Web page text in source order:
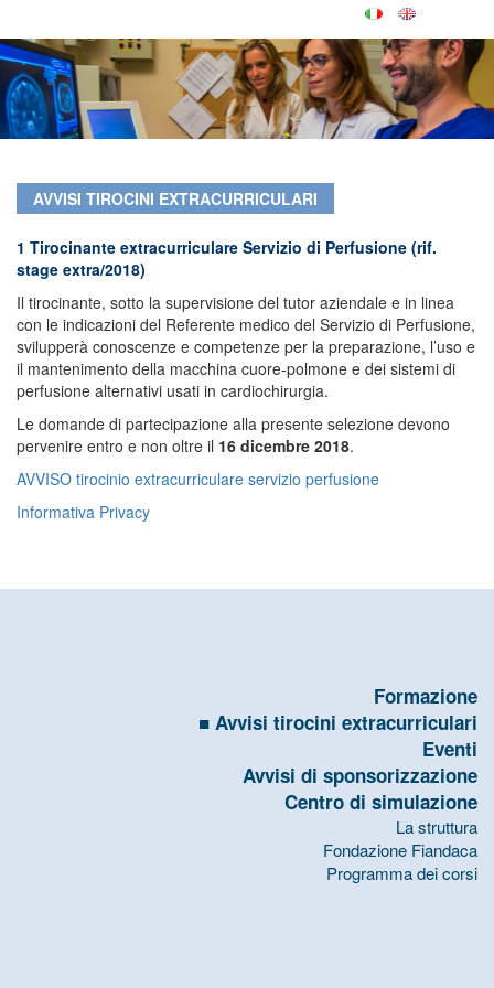
AVVISI TIROCINI EXTRACURRICULARI
1 Tirocinante extracurriculare Servizio di Perfusione (rif.
stage extra/2018)
Il tirocinante, sotto la supervisione del tutor aziendale e in linea
con le indicazioni del Referente medico del Servizio di Perfusione,
svilupperà conoscenze e competenze per la preparazione, l’uso e
il mantenimento della macchina cuore-polmone e dei sistemi di
perfusione alternativi usati in cardiochirurgia.
Le domande di partecipazione alla presente selezione devono
pervenire entro e non oltre il 16 dicembre 2018.
AVVISO tirocinio extracurriculare servizio perfusione
Informativa Privacy
Formazione
Avvisi tirocini extracurriculari
Eventi
Avvisi di sponsorizzazione
Centro di simulazione
La struttura
Fondazione Fiandaca
Programma dei corsi